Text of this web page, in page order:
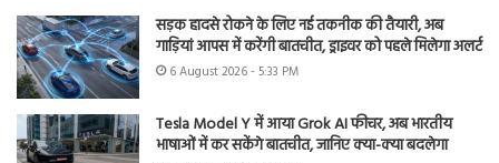
सड़क हादसे रोकने के लिए नई तकनीक की तैयारी, अब
गाड़ियां आपस में करेंगी बातचीत, ड्राइवर को पहले मिलेगा अलर्ट
6 August 2026 - 5:33 PM
Tesla Model Y में आया Grok AI फीचर, अब भारतीय
भाषाओं में कर सकेंगे बातचीत, जानिए क्या-क्या बदलेगा